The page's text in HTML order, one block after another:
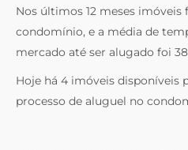
Nos últimos 12 meses imóveis
condomínio, e a média de
mercado até ser alugado foi
Hoje há 4 imóveis disponíveis
processo de aluguel no